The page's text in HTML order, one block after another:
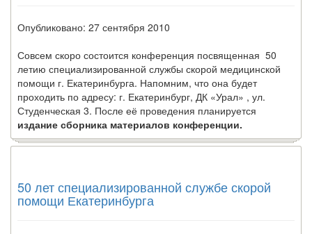
рассмотрение. Суть его
заключается в
нахождении одного из
родителей в
больничной палате
бесплатно, в течении всего срока лечения...
Опубликовано: 27 сентября 2010
Совсем скоро состоится конференция посвященная 50
летию специализированной службы скорой медицинской
помощи г. Екатеринбурга. Напомним, что она будет
проходить по адресу: г. Екатеринбург, ДК «Урал» , ул.
Студенческая 3. После её проведения планируется
издание сборника материалов конференции.
50 лет специализированной службе скорой
помощи Екатеринбурга